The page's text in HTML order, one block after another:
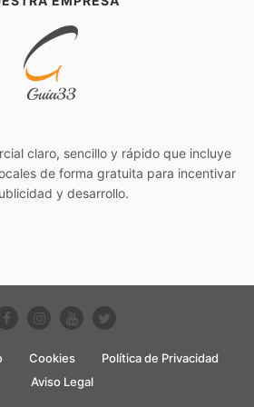
claro, sencillo y rápido que incluye
de forma gratuita para incentivar
y desarrollo.
Cookies
Política de Privacidad
Aviso Legal